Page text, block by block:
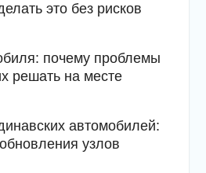
это без рисков
почему проблемы
решать на месте
автомобилей:
узлов